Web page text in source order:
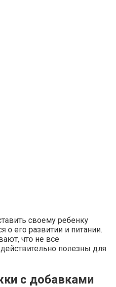
своему ребенку
о его развитии и питании.
что не все
полезны для
с добавками